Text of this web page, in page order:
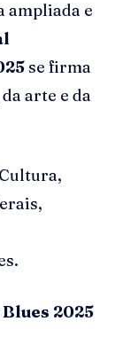
ampliada e
se firma
arte e da
Blues 2025